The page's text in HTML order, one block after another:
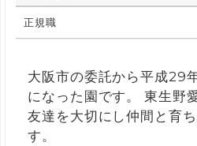
正規職
大阪市の委託から平成29
になった園です。 東生野
友達を大切にし仲間と育
す。